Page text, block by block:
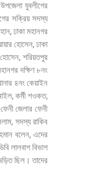
উপজেলা যুবলীগের
সক্রিয় সদস্য
, ঢাকা মহানগর
হোসেন,ঢাকা
হোসেন,শরিয়তপুর
দক্ষিণ ৮নং
৪নং কেয়াইন
, কর্মী শওকত,
ফেনী জেলার ফেনী
, সদস্য রাকিব
বলেন,এদের
লালবাগ বিভাগ
ছিল। তাদের